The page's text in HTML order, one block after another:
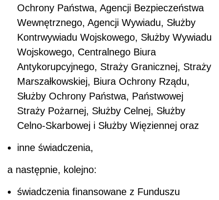
Ochrony Państwa, Agencji Bezpieczeństwa
Wewnętrznego, Agencji Wywiadu, Służby
Kontrwywiadu Wojskowego, Służby Wywiadu
Wojskowego, Centralnego Biura
Antykorupcyjnego, Straży Granicznej, Straży
Marszałkowskiej, Biura Ochrony Rządu,
Służby Ochrony Państwa, Państwowej
Straży Pożarnej, Służby Celnej, Służby
Celno-Skarbowej i Służby Więziennej oraz
inne świadczenia,
a następnie, kolejno:
świadczenia finansowane z Funduszu